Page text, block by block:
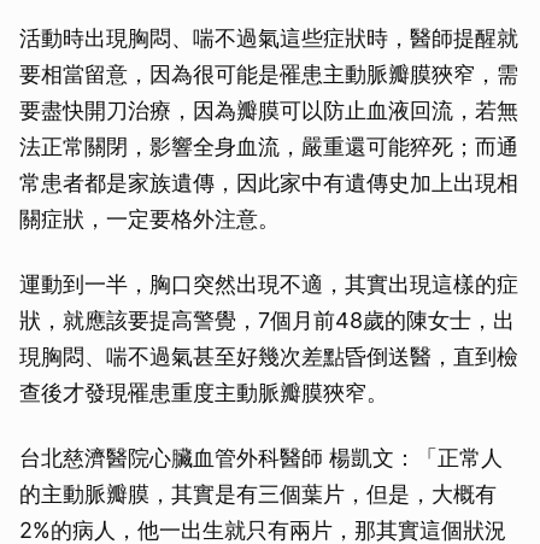
活動時出現胸悶、喘不過氣這些症狀時，醫師提醒就
要相當留意，因為很可能是罹患主動脈瓣膜狹窄，需
要盡快開刀治療，因為瓣膜可以防止血液回流，若無
法正常關閉，影響全身血流，嚴重還可能猝死；而通
常患者都是家族遺傳，因此家中有遺傳史加上出現相
關症狀，一定要格外注意。
運動到一半，胸口突然出現不適，其實出現這樣的症
狀，就應該要提高警覺，7個月前48歲的陳女士，出
現胸悶、喘不過氣甚至好幾次差點昏倒送醫，直到檢
查後才發現罹患重度主動脈瓣膜狹窄。
台北慈濟醫院心臟血管外科醫師 楊凱文：「正常人
的主動脈瓣膜，其實是有三個葉片，但是，大概有
2%的病人，他一出生就只有兩片，那其實這個狀況